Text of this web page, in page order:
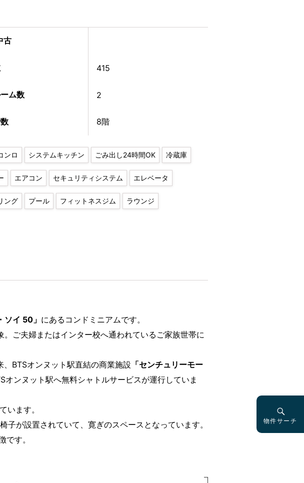
古
415
ム数 2
8階
ンロ システムキッチン ごみ出し24時間OK 冷蔵庫
エアコン セキュリティシステム エレベータ
ング プール フィットネスジム ラウンジ
ソイ 50」 にあるコンドミニアムです。
ご夫婦またはインター校へ通われているご家族世帯に
、BTSオンヌット駅直結の商業施設 「センチュリーモー
ンヌット駅へ無料シャトルサービスが運行していま
います。
が設置されていて、寛ぎのスペースとなっています。
す。
物件サーチ